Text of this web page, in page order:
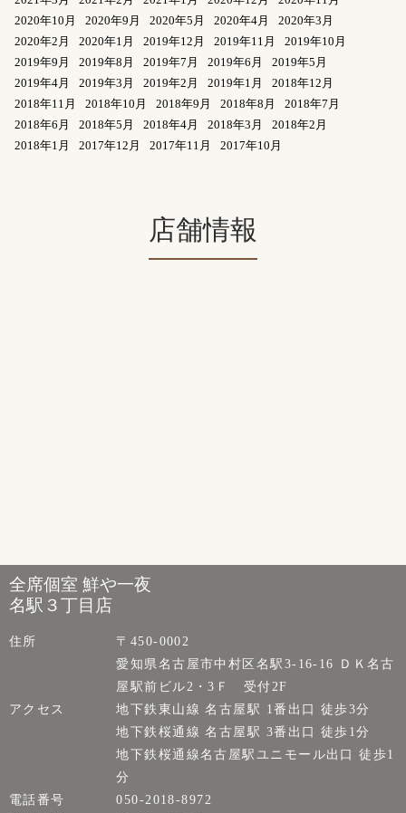
2020年10月
2020年9月 2020年5月 2020年4月
2020年3月
2020年2月
2020年1月 2019年12月 2019年11月
2019年10月
2019年9月
2019年8月 2019年7月 2019年6月
2019年5月
2019年4月
2019年3月 2019年2月 2019年1月
2018年12月
2018年11月
2018年10月 2018年9月 2018年8月
2018年7月
2018年6月
2018年5月 2018年4月 2018年3月
2018年2月
2018年1月
2017年12月 2017年11月 2017年10月
店舗情報
全席個室 鮮や一夜
名駅３丁目店
住所
〒450-0002
愛知県名古屋市中村区名駅3-16-16 ＤＫ名古
屋駅前ビル2・3Ｆ 受付2F
アクセス
地下鉄東山線 名古屋駅 1番出口 徒歩3分
地下鉄桜通線 名古屋駅 3番出口 徒歩1分
地下鉄桜通線名古屋駅ユニモール出口 徒歩1
分
電話番号
050-2018-8972